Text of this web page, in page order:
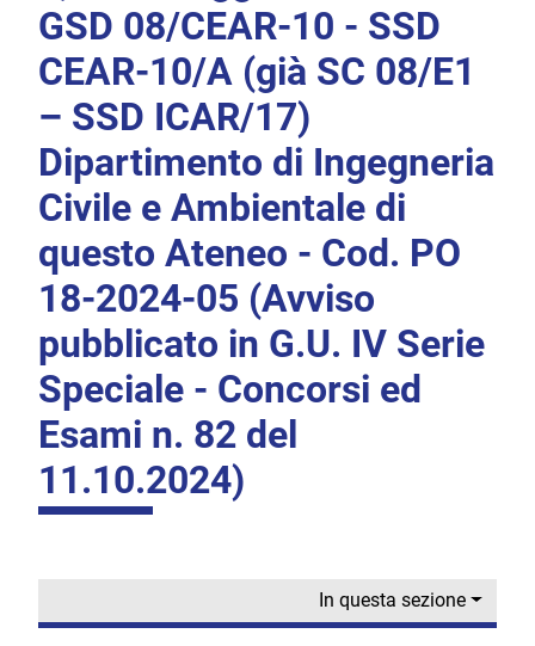
GSD 08/CEAR-10 - SSD
CEAR-10/A (già SC 08/E1
– SSD ICAR/17)
Dipartimento di Ingegneria
Civile e Ambientale di
questo Ateneo - Cod. PO
18-2024-05 (Avviso
pubblicato in G.U. IV Serie
Speciale - Concorsi ed
Esami n. 82 del
11.10.2024)
In questa sezione